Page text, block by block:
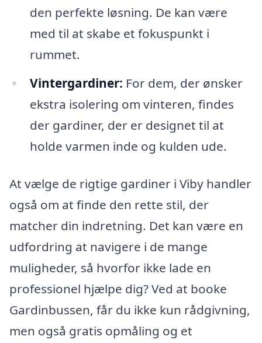
den perfekte løsning. De kan være
med til at skabe et fokuspunkt i
rummet.
Vintergardiner: For dem, der ønsker
ekstra isolering om vinteren, findes
der gardiner, der er designet til at
holde varmen inde og kulden ude.
At vælge de rigtige gardiner i Viby handler
også om at finde den rette stil, der
matcher din indretning. Det kan være en
udfordring at navigere i de mange
muligheder, så hvorfor ikke lade en
professionel hjælpe dig? Ved at booke
Gardinbussen, får du ikke kun rådgivning,
men også gratis opmåling og et